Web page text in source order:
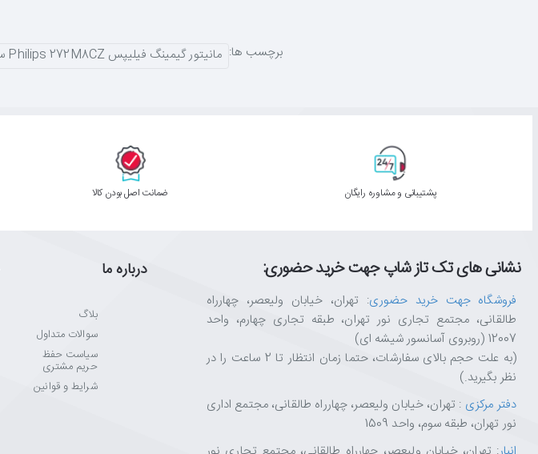
برچسب ها: مانیتور گیمینگ فیلیپس Philips 272M8CZ سایز 27 اینچ
پشتیبانی و مشاوره رایگان ﺿﻤﺎﻧﺖ اﺻﻞ ﺑﻮدن ﮐﺎﻟﺎ
نشانی های تک تاز شاپ جهت خرید حضوری:
فروشگاه جهت خرید حضوری: تهران، خیابان ولیعصر، چهارراه
طالقانی، مجتمع تجاری نور تهران، طبقه تجاری چهارم، واحد
12007 (روبروی آسانسور شیشه ای)
(به علت حجم بالای سفارشات، حتما زمان انتظار تا 2 ساعت را در
نظر بگیرید.)
دفتر مرکزی : تهران، خیابان ولیعصر، چهارراه طالقانی، مجتمع اداری
نور تهران، طبقه سوم، واحد 1509
درباره ما
بلاگ
سوالات متداول
سیاست حفظ
حریم مشتری
شرایط و قوانین